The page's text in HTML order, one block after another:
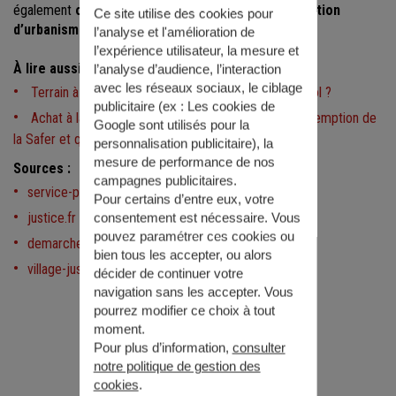
également ordonner au maire de délivrer l’autorisation
d’urbanisme
À lire aussi :
Terrain à bâtir : quand faut-il prévoir une étude de sol ?
Achat à la campagne : qu’est-ce que le droit de préemption de
la Safer et quels sont vos recours ?
Sources :
service-public.fr
justice.fr
demarchesadministratives.fr
village-justice.com
Ce site utilise des cookies pour
l’analyse et l'amélioration de
l’expérience utilisateur, la mesure et
l’analyse d’audience, l’interaction
avec les réseaux sociaux, le ciblage
publicitaire (ex : Les cookies de
Google sont utilisés pour la
personnalisation publicitaire), la
mesure de performance de nos
campagnes publicitaires.
Pour certains d’entre eux, votre
consentement est nécessaire. Vous
pouvez paramétrer ces cookies ou
bien tous les accepter, ou alors
décider de continuer votre
navigation sans les accepter. Vous
pourrez modifier ce choix à tout
moment.
Pour plus d’information, consulter
notre politique de gestion des
cookies.